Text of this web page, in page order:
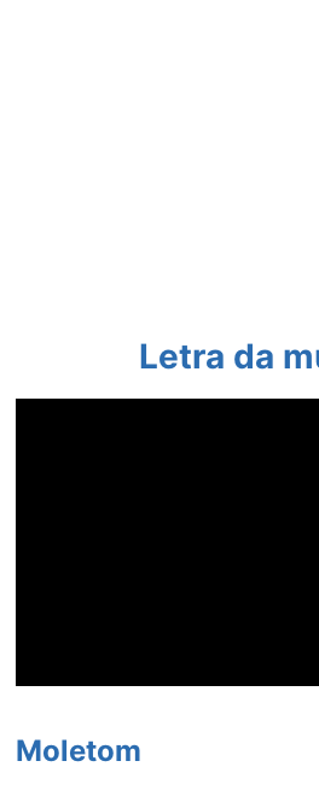
Letra da
Moletom